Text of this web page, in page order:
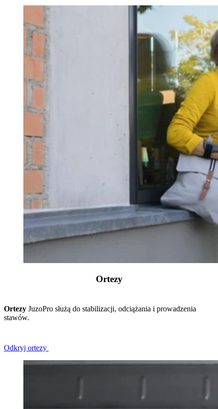
Ortezy
Ortezy JuzoPro służą do stabilizacji, odciążania i prowadzenia
stawów.
Odkryj ortezy